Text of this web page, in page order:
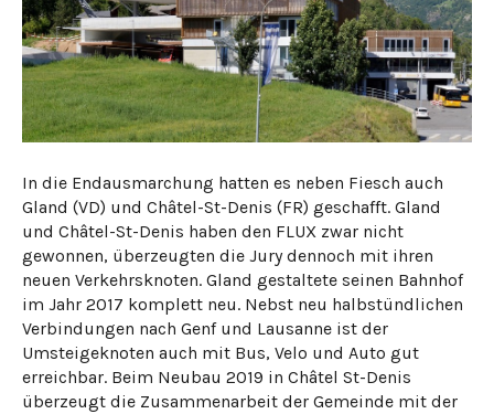
In die Endausmarchung hatten es neben Fiesch auch
Gland (VD) und Châtel-St-Denis (FR) geschafft. Gland
und Châtel-St-Denis haben den FLUX zwar nicht
gewonnen, überzeugten die Jury dennoch mit ihren
neuen Verkehrsknoten. Gland gestaltete seinen Bahnhof
im Jahr 2017 komplett neu. Nebst neu halbstündlichen
Verbindungen nach Genf und Lausanne ist der
Umsteigeknoten auch mit Bus, Velo und Auto gut
erreichbar. Beim Neubau 2019 in Châtel St-Denis
überzeugt die Zusammenarbeit der Gemeinde mit der